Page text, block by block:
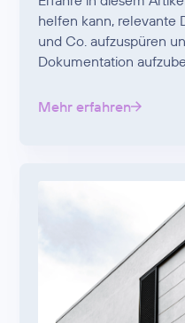
helfen kann, relevante
und Co. aufzuspüren
Dokumentation
Mehr erfahren